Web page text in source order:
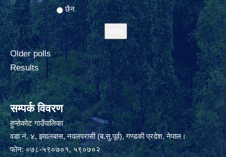
छैन
Older polls
Results
सम्पर्क विवरण
हुप्सेकोट गाउँपालिका
वडा नं. ४, झ्यालबास, नवलपरासी (ब.सु.पूर्व), गण्डकी प्रदेश, नेपाल।
फोन: ०७८-५९०७०१, ५९०७०२